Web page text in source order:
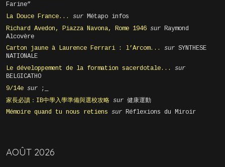
Farine”
La Douce France...
sur
Métapo infos
Richard Avedon, Piazza Navona, Rome 1946sur
Raymond
Alcovère
Carton jaune à Laurence Ferrari : l’Arcom...
sur SYNTHESE
NATIONALE
Le développement de la formation sacerdotale...
sur
BELGICATHO
9/14esur
;_
家長必讀：IB中學入學準備與選校攻略sur 健康運動
Mémoire quand tu nous retiens sur Réflexions du Miroir
AOÛT 2026